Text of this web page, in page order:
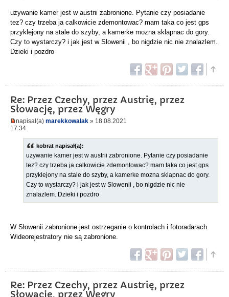
uzywanie kamer jest w austrii zabronione. Pytanie czy posiadanie
tez? czy trzeba ja calkowicie zdemontowac? mam taka co jest gps
przyklejony na stale do szyby, a kamerke mozna sklapnac do gory.
Czy to wystarczy? i jak jest w Slowenii , bo nigdzie nic nie znalazlem.
Dzieki i pozdro
Re: Przez Czechy, przez Austrię, przez
Słowację, przez Węgry
napisał(a) marekkowalak » 18.08.2021
17:34
kobrat napisał(a):
uzywanie kamer jest w austrii zabronione. Pytanie czy posiadanie
tez? czy trzeba ja calkowicie zdemontowac? mam taka co jest gps
przyklejony na stale do szyby, a kamerke mozna sklapnac do gory.
Czy to wystarczy? i jak jest w Slowenii , bo nigdzie nic nie
znalazlem. Dzieki i pozdro
W Słowenii zabronione jest ostrzeganie o kontrolach i fotoradarach.
Wideorejestratory nie są zabronione.
Re: Przez Czechy, przez Austrię, przez
Słowację, przez Węgry